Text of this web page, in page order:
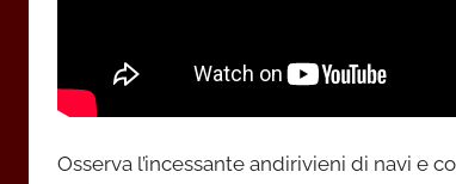
Osserva l’incessante andirivieni di navi e